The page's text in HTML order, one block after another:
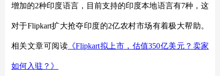
增加的2种印度语言，目前支持的印度本地语言有7种，这
对于Flipkart扩大抢夺印度的2亿农村市场有着极大帮助。
相关文章可阅读 《Flipkart拟上市，估值350亿美元？卖家
如何入驻？》